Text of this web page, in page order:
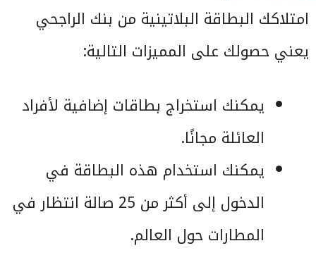
امتلاكك البطاقة البلاتينية من بنك الراجحي
يعني حصولك على المميزات التالية:
يمكنك استخراج بطاقات إضافية لأفراد
العائلة مجانًا.
يمكنك استخدام هذه البطاقة في
الدخول إلى أكثر من 25 صالة انتظار في
المطارات حول العالم.